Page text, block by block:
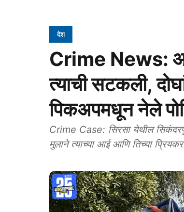
देश
Crime News:
त्याची सटकली,
पिकअपमधून नेले
Crime Case: सिरसा येथील
मुलाने त्याच्या आई आणि तिच्या